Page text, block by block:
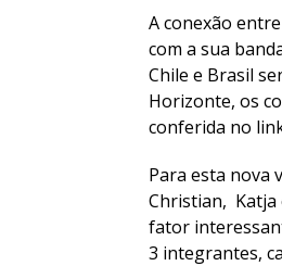
A conexão
com a sua
Chile e Brasil
Horizonte, os
conferida no
Para esta nova
Christian, Katja
fator
3 integrantes,